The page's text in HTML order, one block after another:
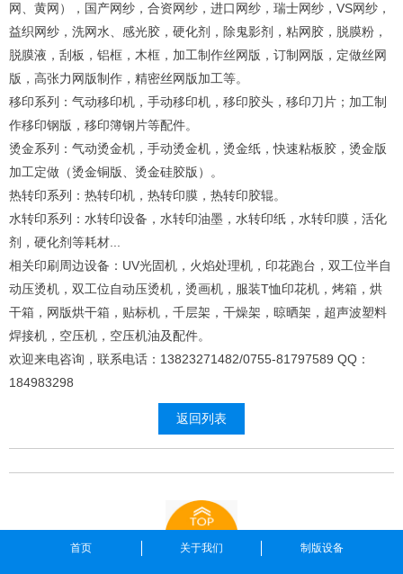
网、黄网），国产网纱，合资网纱，进口网纱，瑞士网纱，VS网纱，
益织网纱，洗网水、感光胶，硬化剂，除鬼影剂，粘网胶，脱膜粉，
脱膜液，刮板，铝框，木框，加工制作丝网版，订制网版，定做丝网
版，高张力网版制作，精密丝网版加工等。
移印系列：气动移印机，手动移印机，移印胶头，移印刀片；加工制
作移印钢版，移印簿钢片等配件。
烫金系列：气动烫金机，手动烫金机，烫金纸，快速粘板胶，烫金版
加工定做（烫金铜版、烫金硅胶版）。
热转印系列：热转印机，热转印膜，热转印胶辊。
水转印系列：水转印设备，水转印油墨，水转印纸，水转印膜，活化
剂，硬化剂等耗材...
相关印刷周边设备：UV光固机，火焰处理机，印花跑台，双工位半自
动压烫机，双工位自动压烫机，烫画机，服装T恤印花机，烤箱，烘
干箱，网版烘干箱，贴标机，千层架，干燥架，晾晒架，超声波塑料
焊接机，空压机，空压机油及配件。
欢迎来电咨询，联系电话：13823271482/0755-81797589 QQ：
184983298
返回列表
首页 关于我们 制版设备